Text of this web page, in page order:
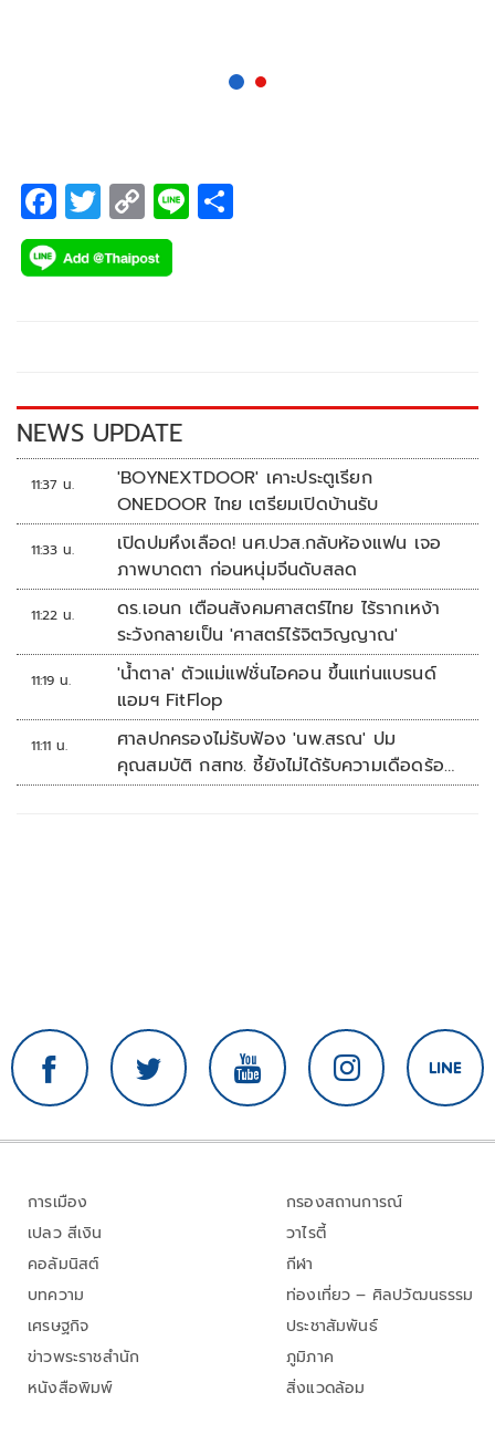
หนัก พักผ่อนน้อย เป็นเรื่องธรรมดา แต่เราชอบออกกำลังกาย
F
ac
e
k
T
wi
tt
C
o
p
k
Li
NEWS UPDATE
11:37 น.
'BOYNEXTDOOR' เคาะประตูเรียก
ONEDOOR ไทย เตรียมเปิดบ้านรับ
11:33 น.
เปิดปมหึงเลือด! นศ.ปวส.กลับห้องแฟน เจอ
ภาพบาดตา ก่อนหนุ่มจีนดับสลด
11:22 น.
ดร.เอนก เตือนสังคมศาสตร์ไทย ไร้รากเหง้า
ระวังกลายเป็น 'ศาสตร์ไร้จิตวิญญาณ'
11:19 น.
'น้ำตาล' ตัวแม่แฟชั่นไอคอน ขึ้นแท่นแบรนด์
แอมฯ FitFlop
11:11 น.
ศาลปกครองไม่รับฟ้อง 'นพ.สรณ' ปม
คุณสมบัติ กสทช. ชี้ยังไม่ได้รับความเดือดร้อน
เสียหาย
การเมือง
เปลว สีเงิน
คอลัมนิสต์
บทความ
เศรษฐกิจ
ข่าวพระราชสำนัก
หนังสือพิมพ์
กรองสถานการณ์
วาไรตี้
กีฬา
ท่องเที่ยว – ศิลปวัฒนธรรม
ประชาสัมพันธ์
ภูมิภาค
สิ่งแวดล้อม